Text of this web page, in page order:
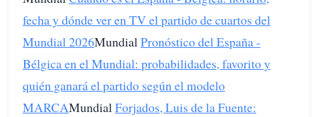
fecha y dónde ver en TV el partido de cuartos del
Mundial 2026MundialPronóstico del España -
Bélgica en el Mundial: probabilidades, favorito y
quién ganará el partido según el modelo
MARCAMundialForjados, Luis de la Fuente: